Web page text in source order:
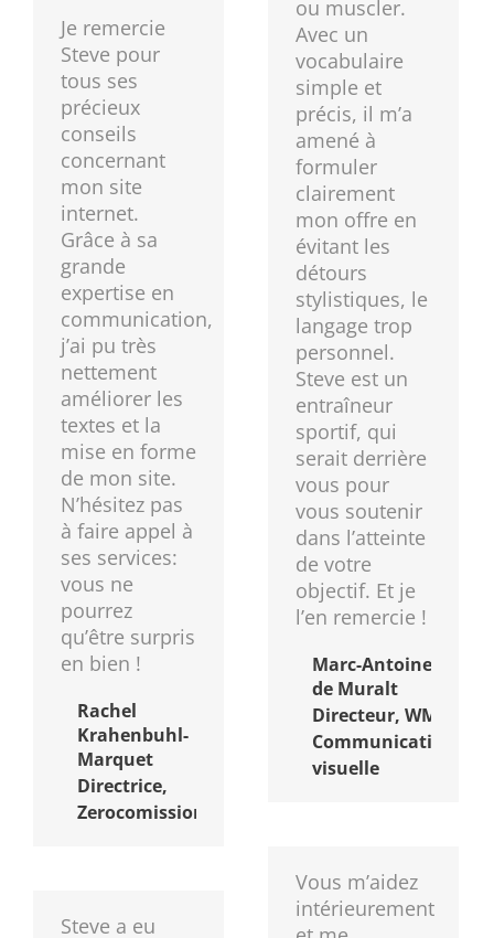
ou muscler.
Avec un
vocabulaire
simple et
précis, il m’a
amené à
formuler
clairement
mon offre en
évitant les
détours
stylistiques, le
langage trop
personnel.
Steve est un
entraîneur
sportif, qui
serait derrière
vous pour
vous soutenir
dans l’atteinte
de votre
objectif. Et je
l’en remercie !
Marc-Antoine
de Muralt
Directeur, WM
Communication
visuelle
Je remercie
Steve pour
tous ses
précieux
conseils
concernant
mon site
internet.
Grâce à sa
grande
expertise en
communication,
j’ai pu très
nettement
améliorer les
textes et la
mise en forme
de mon site.
N’hésitez pas
à faire appel à
ses services:
vous ne
pourrez
qu’être surpris
en bien !
Rachel
Krahenbuhl-
Marquet
Directrice,
Zerocomission.ch
Vous m’aidez
intérieurement
Steve a eu